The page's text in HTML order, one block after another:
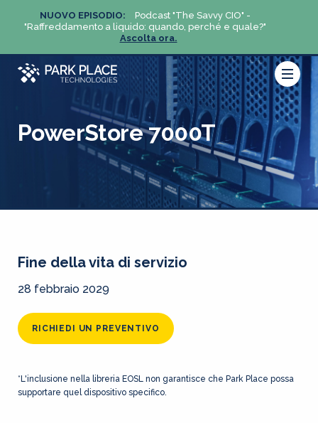
NUOVO EPISODIO:
Podcast "The Savvy CIO" -
"Raffreddamento a liquido: quando, perché e quale?"
Ascolta ora.
PowerStore 7000T
Fine della vita di servizio
28 febbraio 2029
RICHIEDI UN PREVENTIVO
*L'inclusione nella libreria EOSL non garantisce che Park Place possa
supportare quel dispositivo specifico.